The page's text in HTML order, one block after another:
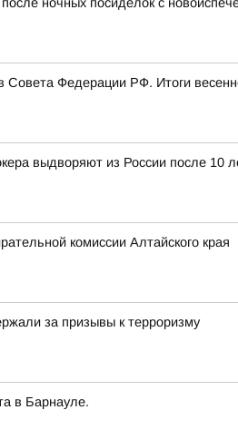
Совета Федерации РФ. Итоги
выдворяют из России после 10
комиссии Алтайского края
за призывы к терроризму
в Барнауле.